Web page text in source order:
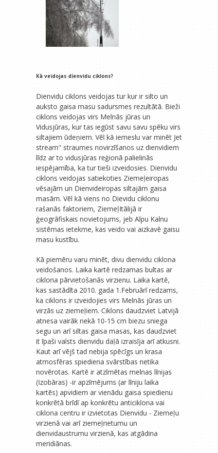
Kā veidojas dienvidu ciklons?
Dienvidu ciklons veidojas tur kur ir silto un
auksto gaisa masu sadursmes rezultātā. Bieži
ciklons veidojas virs Melnās jūras un
Vidusjūras, kur tas iegūst savu savu spēku virs
siltajiem ūdeņiem. Vēl kā iemeslu var minēt Jet
stream" straumes novirzīšanos uz dienvidiem
līdz ar to vidusjūras reģionā palielinās
iespējamība, ka tur tieši izveidosies. Dienvidu
ciklons veidojas satiekoties Ziemeļeiropas
vēsajām un Dienvideiropas siltajām gaisa
masām. Vēl kā viens no Dievidu ciklonu
rašanās faktoriem, ZiemeļItālijā ir
ģeogrāfiskais novietojums, jeb Alpu Kalnu
sistēmas ietekme, kas veido vai aizkavē gaisu
masu kustību.
Kā piemēru varu minēt, divu dienvidu ciklona
veidošanos. Laika kartē redzamas bultas ar
ciklona pārvietošanās virzienu. Laika kartē,
kas sastādīta 2010. gada 1.Februārī redzams,
ka ciklons ir izveidojies virs Melnās jūras un
virzās uz ziemeļiem. Ciklons daudzviet Latvijā
atnesa vairāk nekā 10-15 cm biezu sniega
segu un arī siltas gaisa masas, kas daudzviet
it īpaši valsts dienvidu daļā izraisīja arī atkusni.
Kaut arī vējš tad nebija spēcīgs un krasa
atmosfēras spiediena svārstības netika
novērotas. Kartē ir atzīmētas melnas līnijas
(Izobāras) -ir apzīmējums (ar līniju laika
kartēs) apvidiem ar vienādu gaisa spiedienu
konkrētā brīdī ap konkrētu anticiklona vai
ciklona centru ir izvietotas Dienvidu - Ziemeļu
virzienā vai arī ziemeļrietumu un
dienvidaustrumu virzienā, kas atgādina
meridiānas.